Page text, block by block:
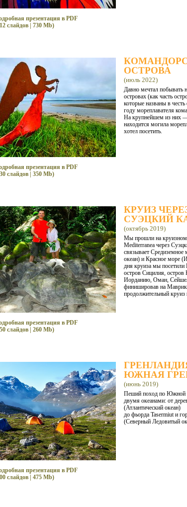
презентация в PDF
слайдов | 730 Mb)
ОСТРОВА
(июль 2022)
Давно мечтал побывать
островах (как часть
которые названы в
году мореплавателя
На крупнейшем из них
находится могила
хотел посетить.
презентация в PDF
слайдов | 350 Mb)
КРУИЗ
СУЭЦКИЙ
(октябрь 2019)
Мы прошли на круизном
Mediterranea через
связывает Средиземное
океан) и Красное море
дня круиза мы
остров Сицилия, остров
Иорданию, Оман,
финишировав на
продолжительный
презентация в PDF
слайдов | 260 Mb)
ЮЖНАЯ
(июнь 2019)
Пеший поход по Южной
двумя океанами: от
(Атлантический океан)
до фьорда Tasermiut и
(Северный Ледовитый
презентация в PDF
слайдов | 475 Mb)